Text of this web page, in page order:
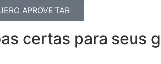
APROVEITAR
certas para seus